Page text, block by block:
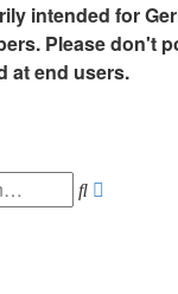
intended for
Please don't
at end users.
Suche